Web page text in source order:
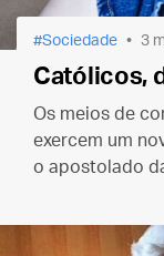
Sociedade 3
Católicos,
Os meios de
exercem um
o apostolado